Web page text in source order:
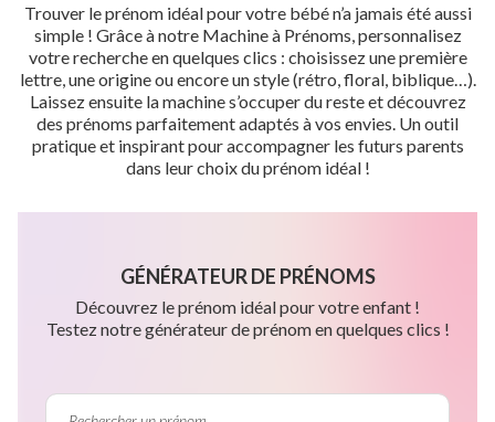
Trouver le prénom idéal pour votre bébé n’a jamais été aussi
simple ! Grâce à notre Machine à Prénoms, personnalisez
votre recherche en quelques clics : choisissez une première
lettre, une origine ou encore un style (rétro, floral, biblique…).
Laissez ensuite la machine s’occuper du reste et découvrez
des prénoms parfaitement adaptés à vos envies. Un outil
pratique et inspirant pour accompagner les futurs parents
dans leur choix du prénom idéal !
GÉNÉRATEUR DE PRÉNOMS
Découvrez le prénom idéal pour votre enfant !
Testez notre générateur de prénom en quelques clics !